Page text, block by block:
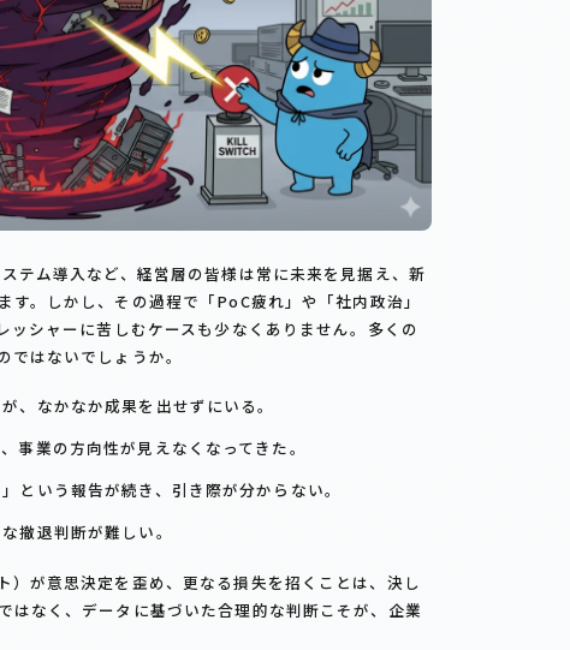
テム導入など、経営層の皆様は常に未来を見据え、新
。しかし、その過程で「PoC疲れ」や「社内政治」
シャーに苦しむケースも少なくありません。多くの
はないでしょうか。
、なかなか成果を出せずにいる。
事業の方向性が見えなくなってきた。
という報告が続き、引き際が分からない。
撤退判断が難しい。
）が意思決定を歪め、更なる損失を招くことは、決し
はなく、データに基づいた合理的な判断こそが、企業